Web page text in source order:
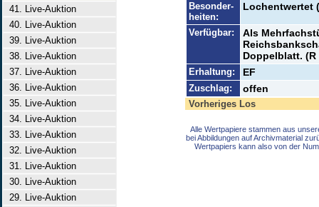
41. Live-Auktion
40. Live-Auktion
39. Live-Auktion
38. Live-Auktion
37. Live-Auktion
36. Live-Auktion
35. Live-Auktion
34. Live-Auktion
33. Live-Auktion
32. Live-Auktion
31. Live-Auktion
30. Live-Auktion
29. Live-Auktion
Besonder-
heiten:
Lochentwertet
Verfügbar:
Als
Doppelblatt. (R
Erhaltung: EF
Zuschlag: offen
Vorheriges Los
Alle Wertpapiere stammen aus
bei Abbildungen auf Archivmaterial
Wertpapiers kann also von der